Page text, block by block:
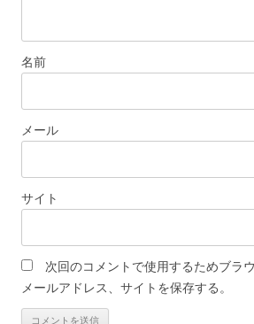
名前
メール
サイト
次回のコメントで使用するためブラ
メールアドレス、サイトを保存する。